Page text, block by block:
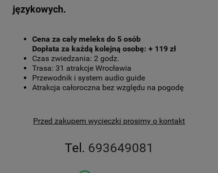
językowych.
Cena za cały meleks do 5 osób
Dopłata za każdą kolejną osobę: + 119 zł
Czas zwiedzania: 2 godz.
Trasa: 31 atrakcje Wrocławia
Przewodnik i system audio guide
Atrakcja całoroczna bez względu na pogodę
Przed zakupem wycieczki prosimy o kontakt
Tel. 693649081